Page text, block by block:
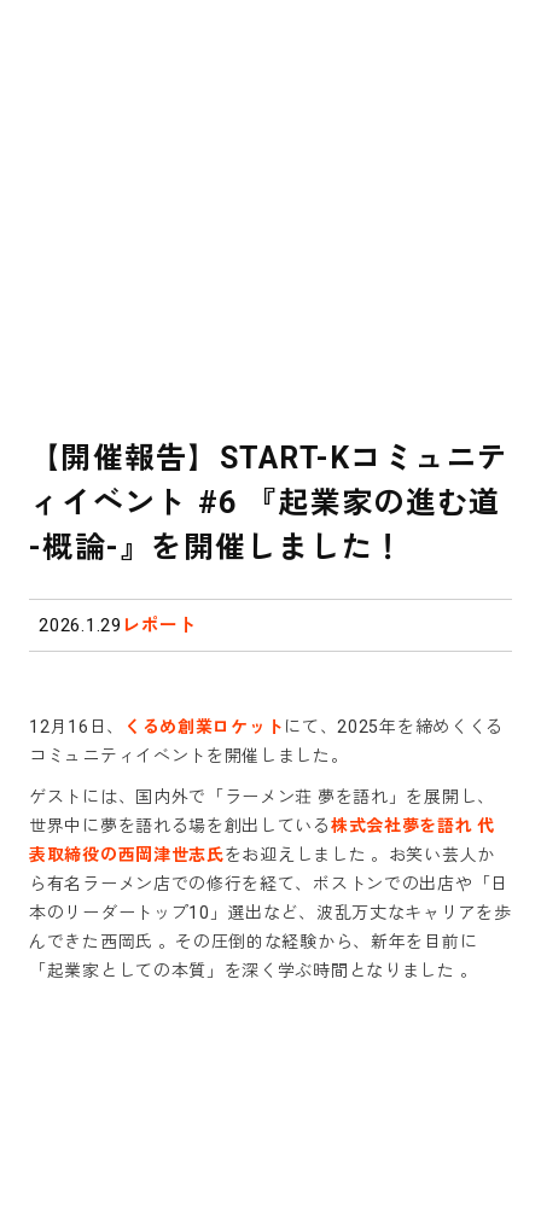
【開催報告】START-Kコミュニテ
ィイベント #6 『起業家の進む道
-概論-』を開催しました！
2026.1.29 レポート
12月16日、 くるめ創業ロケット にて、2025年を締めくくる
コミュニティイベントを開催しました。
ゲストには、国内外で「ラーメン荘 夢を語れ」を展開し、
世界中に夢を語れる場を創出している株式会社夢を語れ 代
表取締役の西岡津世志氏をお迎えしました 。お笑い芸人か
ら有名ラーメン店での修行を経て、ボストンでの出店や「日
本のリーダートップ10」選出など、波乱万丈なキャリアを歩
んできた西岡氏 。その圧倒的な経験から、新年を目前に
「起業家としての本質」を深く学ぶ時間となりました 。